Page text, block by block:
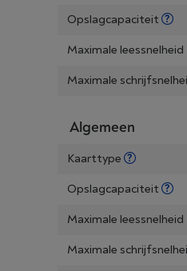
Opslagcapaciteit
Maximale leessnelheid
Maximale
Algemeen
Kaarttype
Opslagcapaciteit
Maximale leessnelheid
Maximale